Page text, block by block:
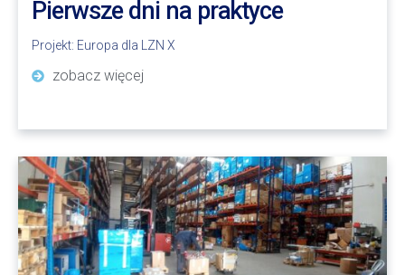
Pierwsze dni na praktyce
Projekt: Europa dla LZN X
zobacz więcej